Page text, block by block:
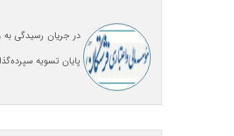
پایان تسویه سپرده‌گذاران ۵۰ میلیونی به زودی تعیین تکلیف سپرده‌گذاران تا سقف ۱۰۰ میلیون